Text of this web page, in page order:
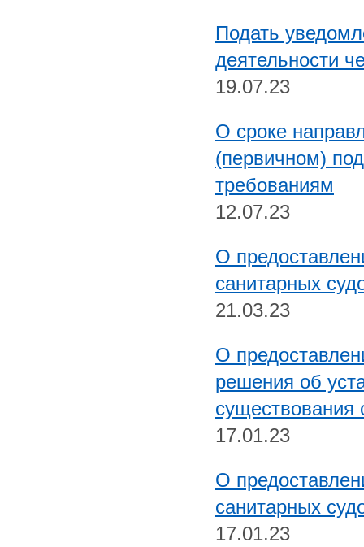
Подать
деятельности
19.07.23
О сроке
(первичном)
требованиям
12.07.23
О
санитарных
21.03.23
О
решения об
существования
17.01.23
О
санитарных
17.01.23